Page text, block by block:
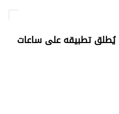
تطبيقه على ساعات